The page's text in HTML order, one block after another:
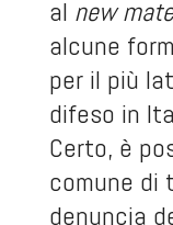
al new
alcune
per il più
difeso in
Certo, è
comune di
denuncia